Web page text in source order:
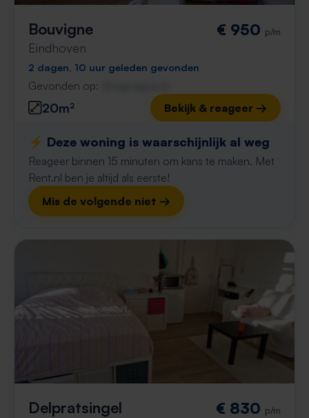
Bouvigne
Eindhoven
€ 950 p/m
2 dagen, 10 uur geleden gevonden
Gevonden op:
20m² Bekijk & reageer →
⚡️ Deze woning is waarschijnlijk al weg
Reageer binnen 15 minuten om kans te maken. Met
Rent.nl ben je altijd als eerste!
Mis de volgende niet →
Delpratsingel € 830 p/m